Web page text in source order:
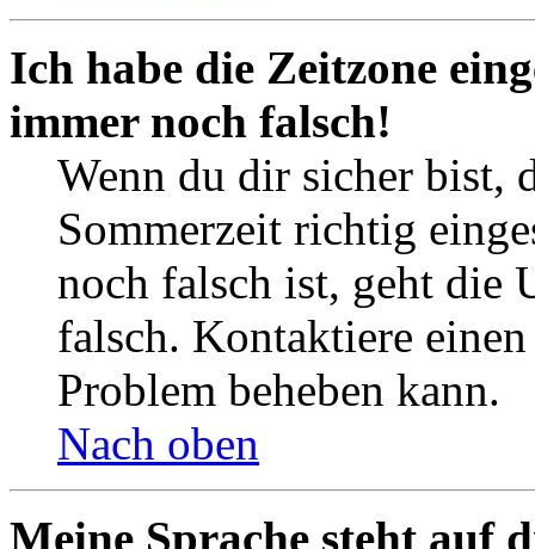
Ich habe die Zeitzone
immer noch falsch!
Wenn du dir sicher bist,
Sommerzeit richtig
noch falsch ist, geht die
falsch. Kontaktiere
Problem beheben kann.
Nach oben
Meine Sprache steht auf